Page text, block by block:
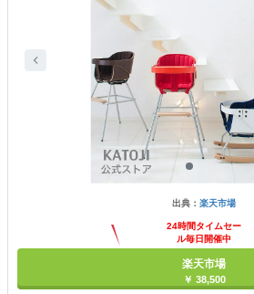
出典： 楽天市場
24時間タイムセー
ル毎日開催中
楽天市場
￥ 38,500